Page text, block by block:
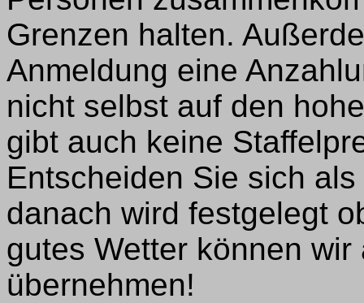
Grenzen halten.
Anmeldung eine
nicht selbst auf den
gibt auch keine
Entscheiden Sie sich
danach wird festgelegt
gutes Wetter können
übernehmen!